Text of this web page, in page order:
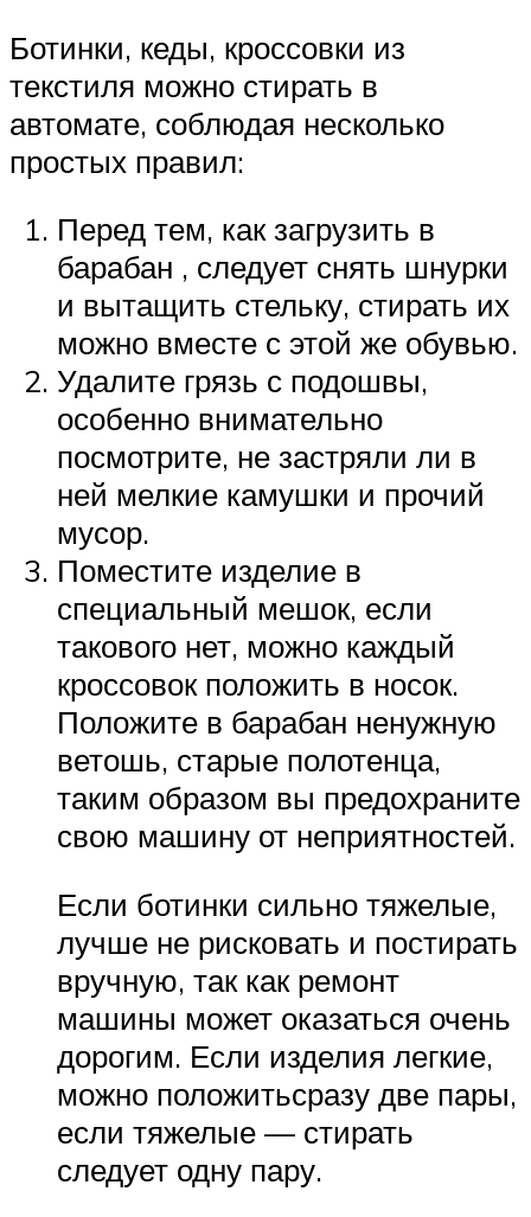
Ботинки, кеды, кроссовки из
текстиля можно стирать в
автомате, соблюдая несколько
простых правил:
Перед тем, как загрузить в
барабан , следует снять шнурки
и вытащить стельку, стирать их
можно вместе с этой же обувью.
Удалите грязь с подошвы,
особенно внимательно
посмотрите, не застряли ли в
ней мелкие камушки и прочий
мусор.
Поместите изделие в
специальный мешок, если
такового нет, можно каждый
кроссовок положить в носок.
Положите в барабан ненужную
ветошь, старые полотенца,
таким образом вы предохраните
свою машину от неприятностей.
Если ботинки сильно тяжелые,
лучше не рисковать и постирать
вручную, так как ремонт
машины может оказаться очень
дорогим. Если изделия легкие,
можно положитьсразу две пары,
если тяжелые — стирать
следует одну пару.